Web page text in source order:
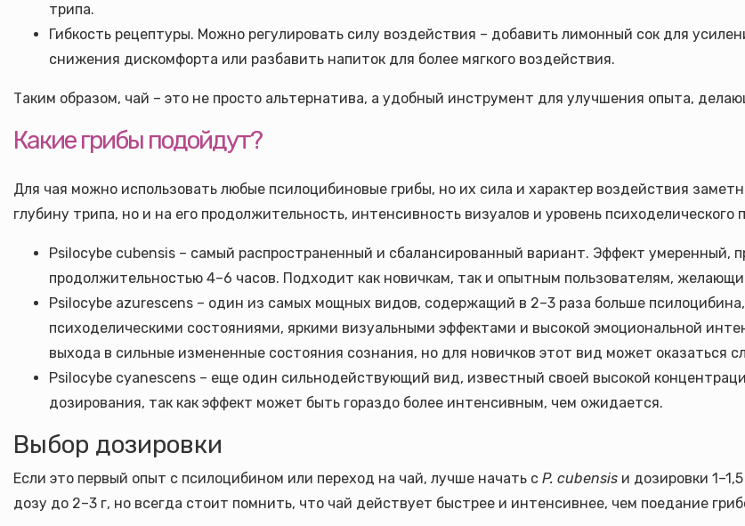
трипа.
Гибкость рецептуры. Можно регулировать силу воздействия – добавить лимонный сок для
снижения дискомфорта или разбавить напиток для более мягкого воздействия.
Таким образом, чай – это не просто альтернатива, а удобный инструмент для улучшения опыта,
Какие грибы подойдут?
Для чая можно использовать любые псилоцибиновые грибы, но их сила и характер воздействия
глубину трипа, но и на его продолжительность, интенсивность визуалов и уровень психоделического
Psilocybe cubensis – самый распространенный и сбалансированный вариант. Эффект умеренный,
продолжительностью 4–6 часов. Подходит как новичкам, так и опытным пользователям,
Psilocybe azurescens – один из самых мощных видов, содержащий в 2–3 раза больше
психоделическими состояниями, яркими визуальными эффектами и высокой эмоциональной
выхода в сильные измененные состояния сознания, но для новичков этот вид может оказаться
Psilocybe cyanescens – еще один сильнодействующий вид, известный своей высокой
дозирования, так как эффект может быть гораздо более интенсивным, чем ожидается.
Выбор дозировки
Если это первый опыт с псилоцибином или переход на чай, лучше начать с P. cubensis и дозировки
дозу до 2–3 г, но всегда стоит помнить, что чай действует быстрее и интенсивнее, чем поедание